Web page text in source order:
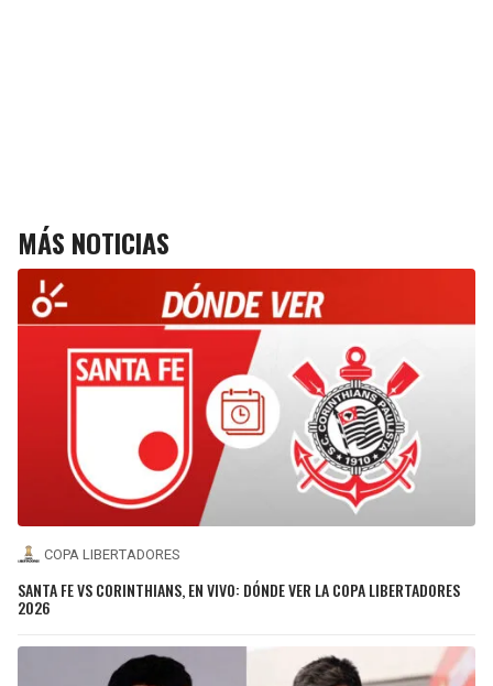
MÁS NOTICIAS
COPA LIBERTADORES
SANTA FE VS CORINTHIANS, EN VIVO: DÓNDE VER LA COPA LIBERTADORES
2026